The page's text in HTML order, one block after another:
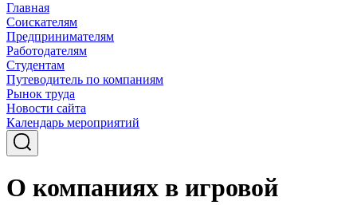
Главная
Соискателям
Предпринимателям
Работодателям
Студентам
Путеводитель по компаниям
Рынок труда
Новости сайта
Календарь мероприятий
О компаниях в игровой